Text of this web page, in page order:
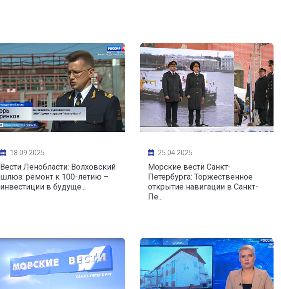
18.09.2025
Вести Ленобласти: Волховский
шлюз: ремонт к 100-летию –
инвестиции в будуще...
25.04.2025
Морские вести Санкт-
Петербурга: Торжественное
открытие навигации в Санкт-
Пе...